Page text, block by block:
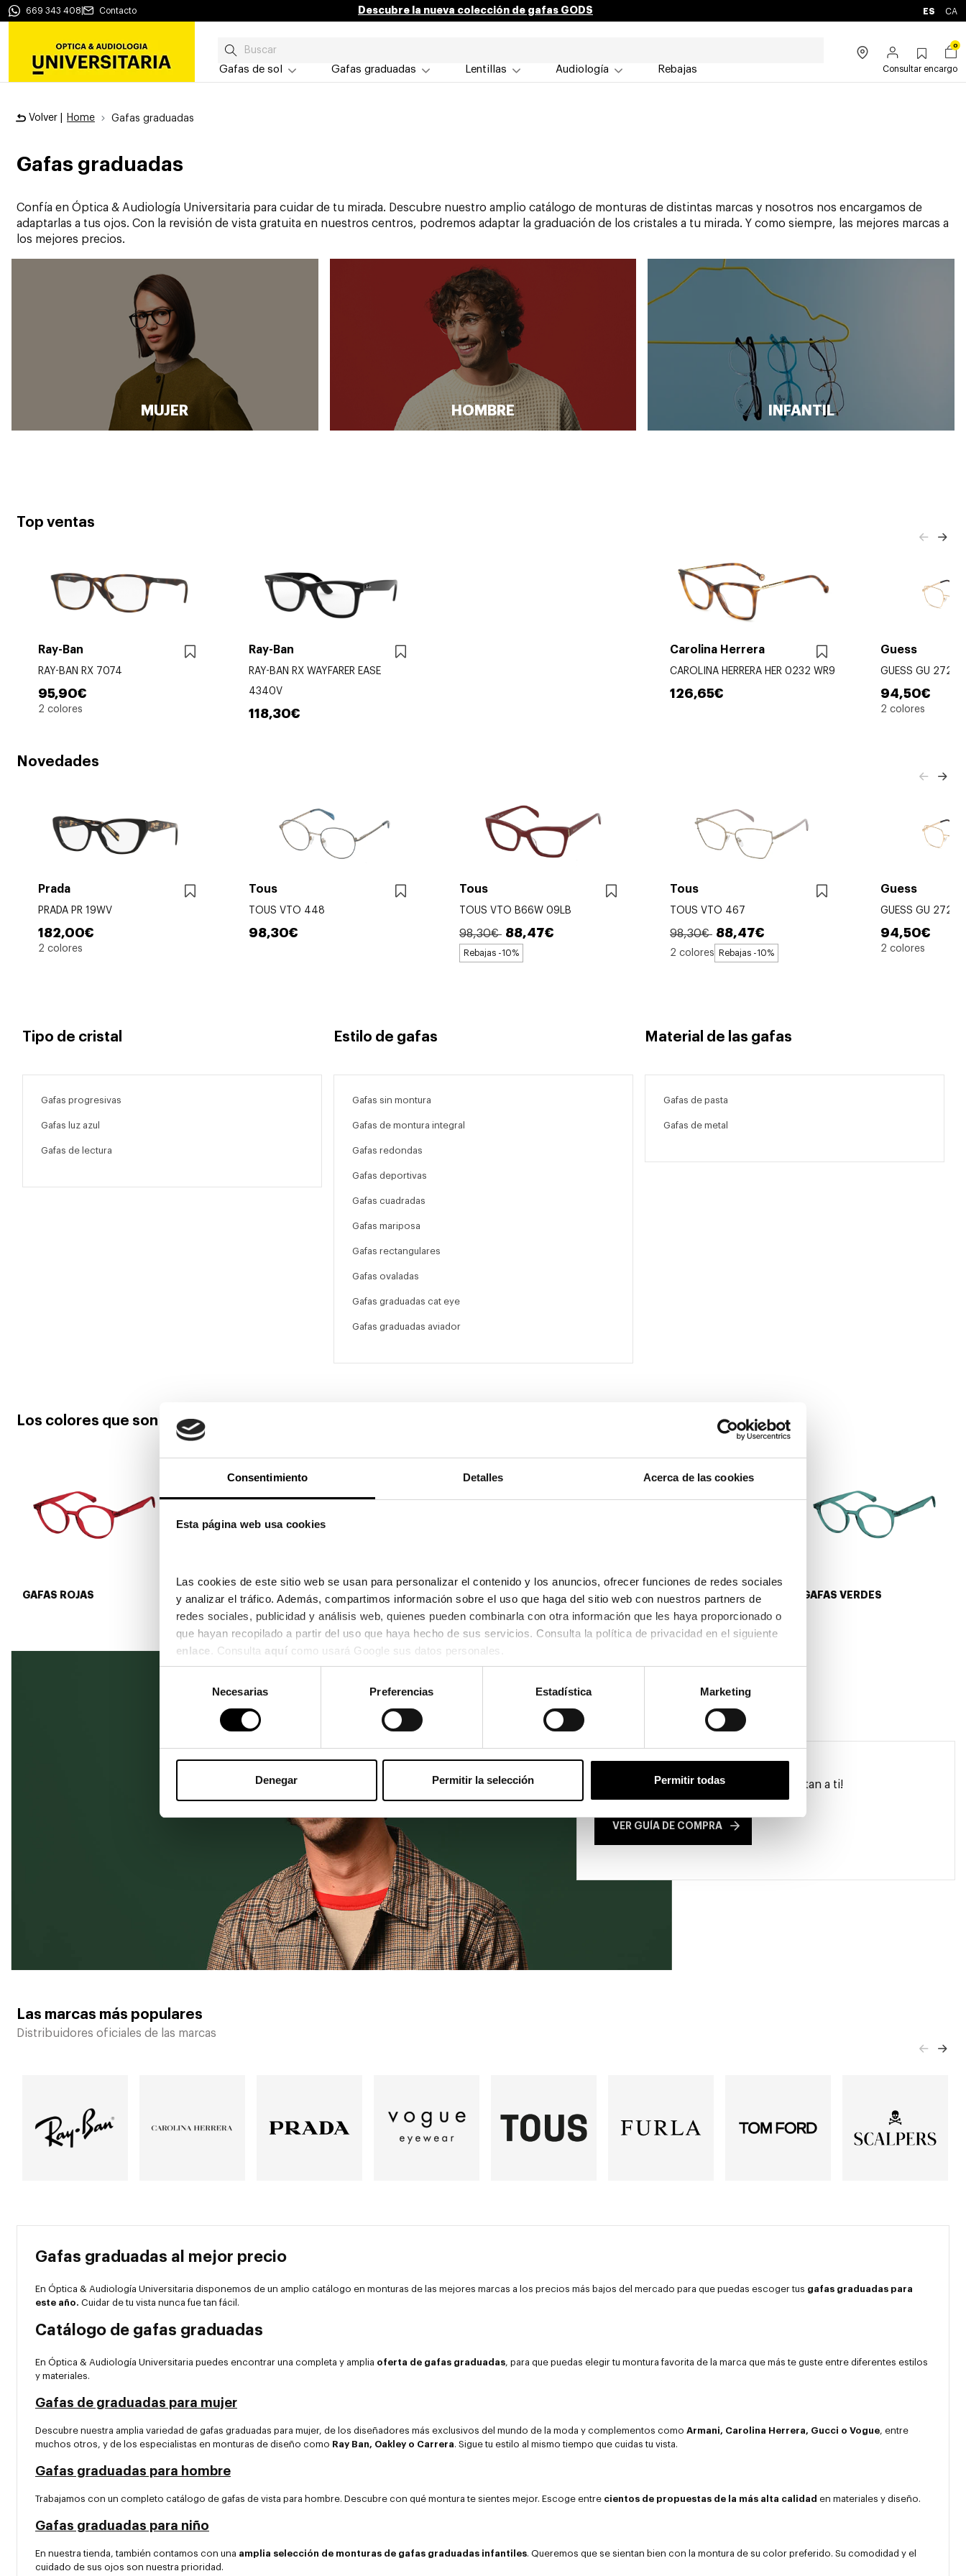
Consentimiento Detalles Acerca de las cookies
Esta página web usa cookies
Las cookies de este sitio web se usan para personalizar el contenido y los anuncios, ofrecer funciones de redes sociales
y analizar el tráfico. Además, compartimos información sobre el uso que haga del sitio web con nuestros partners de
redes sociales, publicidad y análisis web, quienes pueden combinarla con otra información que les haya proporcionado o
enlace . Consulta aquí como usará Google sus datos personales.
consentimiento
Necesarias Preferencias Estadística Marketing
Denegar Permitir la selección Permitir todas
669 343 408 Contacto Descubre la nueva colección de gafas GODS ES CA
Gafas de sol Gafas graduadas Lentillas Audiología Rebajas
0
Consultar encargo
Volver | Home Gafas graduadas
Gafas graduadas
Confía en Óptica & Audiología Universitaria para cuidar de tu mirada. Descubre nuestro amplio catálogo de monturas de distintas marcas y nosotros nos encargamos de
adaptarlas a tus ojos. Con la revisión de vista gratuita en nuestros centros, podremos adaptar la graduación de los cristales a tu mirada. Y como siempre, las mejores marcas a
los mejores precios.
MUJER HOMBRE INFANTIL
Top ventas
Ray-Ban
RAY-BAN RX 7074
95,90€
2 colores
Ray-Ban
RAY-BAN RX WAYFARER EASE
4340V
118,30€
Carolina Herrera
CAROLINA HERRERA HER 0232 WR9
126,65€
Guess
GUESS GU 2727
94,50€
2 colores
Novedades
Prada
PRADA PR 19WV
182,00€
2 colores
Tous
TOUS VTO 448
98,30€
Tous
TOUS VTO B66W 09LB
98,30€ 88,47€
Rebajas -10%
Tous
TOUS VTO 467
98,30€ 88,47€
2 colores Rebajas -10%
Guess
GUESS GU 2727
94,50€
2 colores
Tipo de cristal
Gafas progresivas
Gafas luz azul
Gafas de lectura
Estilo de gafas
Gafas sin montura
Gafas de montura integral
Gafas redondas
Gafas deportivas
Gafas cuadradas
Gafas mariposa
Gafas rectangulares
Gafas ovaladas
Gafas graduadas cat eye
Gafas graduadas aviador
Material de las gafas
Gafas de pasta
Gafas de metal
Los colores que son tendencia
GAFAS ROJAS GAFAS DORADAS GAFAS NEGRAS GAFAS TRANSPARENTES GAFAS PLATEADAS GAFAS VERDES
¡Encuentra las gafas que mejor se adaptan a ti!
VER GUÍA DE COMPRA
Las marcas más populares
Distribuidores oficiales de las marcas
Gafas graduadas al mejor precio
En Óptica & Audiología Universitaria disponemos de un amplio catálogo en monturas de las mejores marcas a los precios más bajos del mercado para que puedas escoger tus gafas graduadas para
este año. Cuidar de tu vista nunca fue tan fácil.
Catálogo de gafas graduadas
En Óptica & Audiología Universitaria puedes encontrar una completa y amplia oferta de gafas graduadas, para que puedas elegir tu montura favorita de la marca que más te guste entre diferentes estilos
y materiales.
Gafas de graduadas para mujer
Descubre nuestra amplia variedad de gafas graduadas para mujer, de los diseñadores más exclusivos del mundo de la moda y complementos como Armani, Carolina Herrera, Gucci o Vogue, entre
muchos otros, y de los especialistas en monturas de diseño como Ray Ban, Oakley o Carrera. Sigue tu estilo al mismo tiempo que cuidas tu vista.
Gafas graduadas para hombre
Trabajamos con un completo catálogo de gafas de vista para hombre. Descubre con qué montura te sientes mejor. Escoge entre cientos de propuestas de la más alta calidad en materiales y diseño.
Gafas graduadas para niño
En nuestra tienda, también contamos con una amplia selección de monturas de gafas graduadas infantiles. Queremos que se sientan bien con la montura de su color preferido. Su comodidad y el
cuidado de sus ojos son nuestra prioridad.